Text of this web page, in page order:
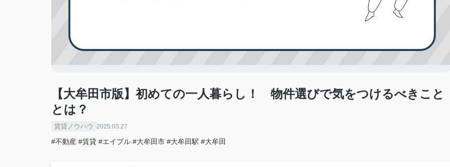
【大牟田市版】初めての一人暮らし！ 物件選びで気をつけるべきこと
とは？
賃貸ノウハウ 2025.03.27
#不動産 #賃貸 #エイブル #大牟田市 #大牟田駅 #大牟田